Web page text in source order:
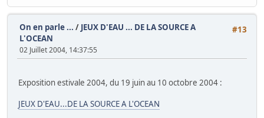
#13
On en parle ... / JEUX D'EAU ... DE LA SOURCE A
L'OCEAN
02 Juillet 2004, 14:37:55
Exposition estivale 2004, du 19 juin au 10 octobre 2004 :
JEUX D'EAU...DE LA SOURCE A L'OCEAN